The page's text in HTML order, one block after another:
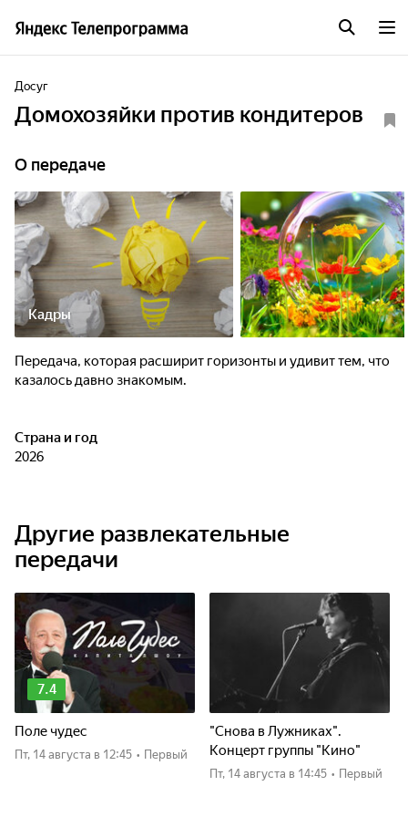
Досуг
Домохозяйки против кондитеров
О передаче
Кадры
Передача, которая расширит горизонты и удивит тем, что
казалось давно знакомым.
Страна и год
2026
Другие развлекательные
передачи
7.4
Поле чудес
пт, 14 августа в 12:45 • Первый
"Снова в Лужниках".
Концерт группы "Кино"
пт, 14 августа в 14:45 • Первый